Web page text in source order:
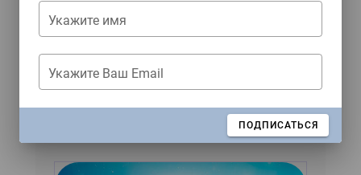
Популярные
материалы
Укажите имя
Укажите Ваш Email
ПОДПИСАТЬСЯ